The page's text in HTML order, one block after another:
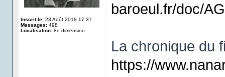
Inscrit le: 23 Août 2018 17:37
Messages: 498
Localisation: 8e dimension
baroeul.fr/doc/
La chronique du
https://